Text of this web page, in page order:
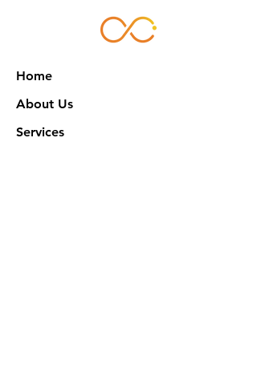
Home
About Us
Services